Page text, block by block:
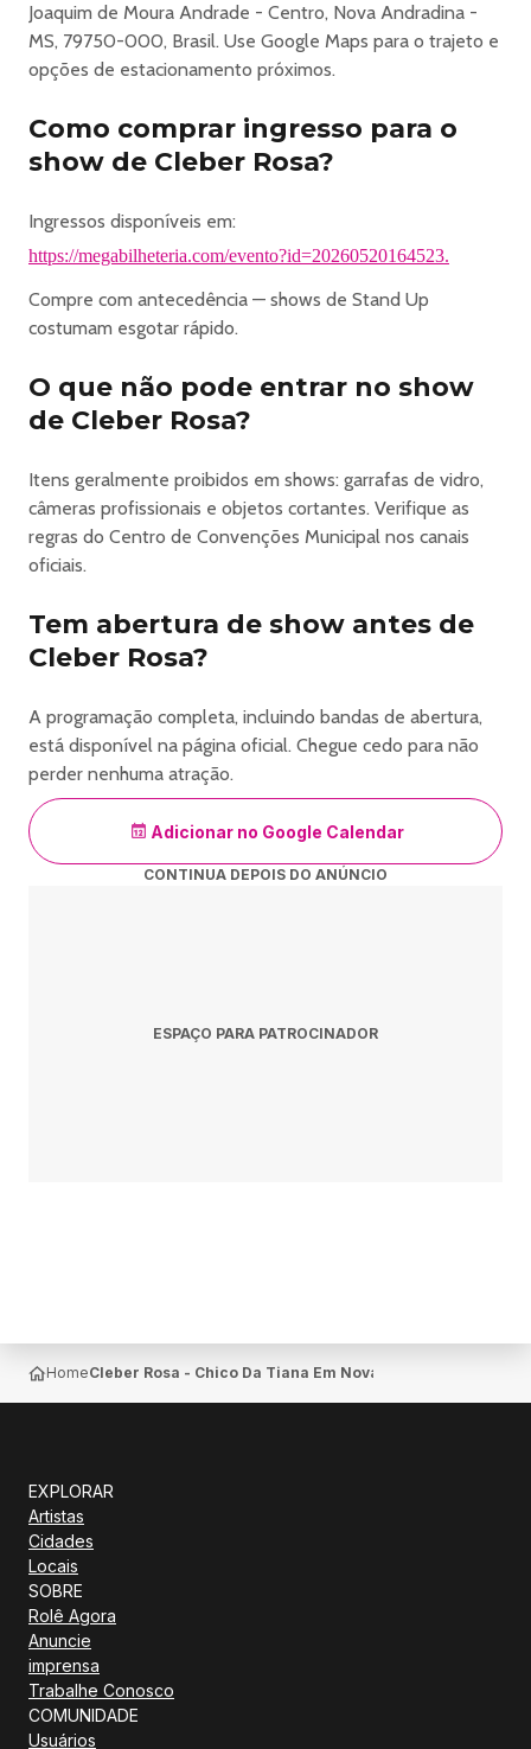
Joaquim de Moura Andrade - Centro, Nova Andradina -
MS, 79750-000, Brasil. Use Google Maps para o trajeto e
opções de estacionamento próximos.
Como comprar ingresso para o
show de Cleber Rosa?
Ingressos disponíveis em:
https://megabilheteria.com/evento?id=20260520164523.
Compre com antecedência — shows de Stand Up
costumam esgotar rápido.
O que não pode entrar no show
de Cleber Rosa?
Itens geralmente proibidos em shows: garrafas de vidro,
câmeras profissionais e objetos cortantes. Verifique as
regras do Centro de Convenções Municipal nos canais
oficiais.
Tem abertura de show antes de
Cleber Rosa?
A programação completa, incluindo bandas de abertura,
está disponível na página oficial. Chegue cedo para não
perder nenhuma atração.
Adicionar no Google Calendar
CONTINUA DEPOIS DO ANÚNCIO
ESPAÇO PARA PATROCINADOR
HomeCleber Rosa - Chico Da Tiana Em Nova Andradina
EXPLORAR
Artistas
Cidades
Locais
SOBRE
Rolê Agora
Anuncie
imprensa
Trabalhe Conosco
COMUNIDADE
Usuários